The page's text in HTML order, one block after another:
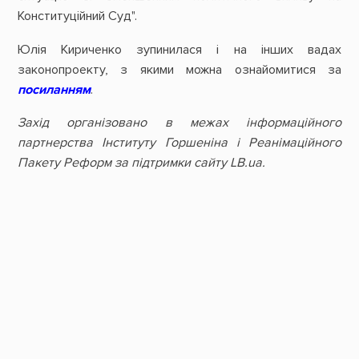
Конституційний Суд".
Юлія Кириченко зупинилася і на інших вадах
законопроекту, з якими можна ознайомитися за
посиланням.
Захід організовано в межах інформаційного
партнерства Інституту Горшеніна і Реанімаційного
Пакету Реформ за підтримки сайту LB.ua.